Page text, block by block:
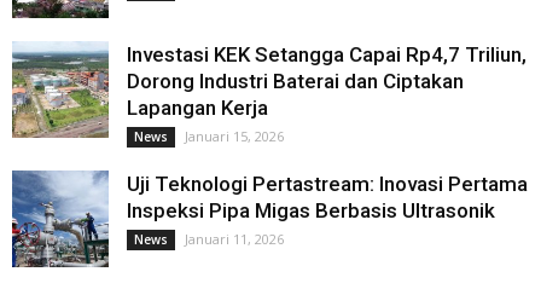
Investasi KEK Setangga Capai Rp4,7 Triliun,
Dorong Industri Baterai dan Ciptakan
Lapangan Kerja
News Januari 15, 2026
Uji Teknologi Pertastream: Inovasi Pertama
Inspeksi Pipa Migas Berbasis Ultrasonik
News Januari 11, 2026